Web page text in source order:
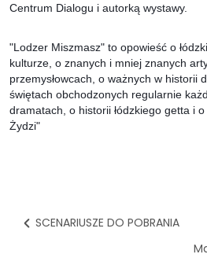
Centrum Dialogu i autorką wystawy.
"Lodzer Miszmasz" to opowieść o
kulturze, o znanych i mniej znanych
przemysłowcach, o ważnych w historii
świętach obchodzonych regularnie
dramatach, o historii łódzkiego getta i
Żydzi"
SCENARIUSZE DO POBRANIA